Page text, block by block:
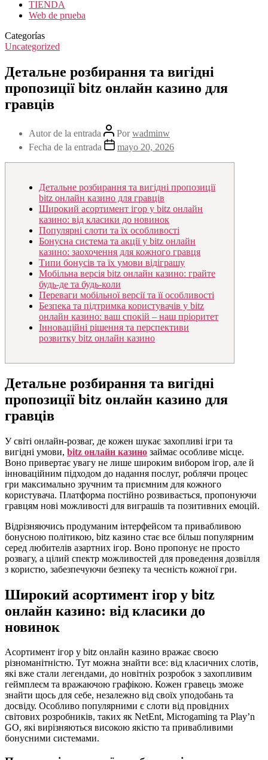
TIENDA
Web de prueba
Categorías
Uncategorized
Детальне розбирання та вигідні
пропозиції bitz онлайн казино для
гравців
Autor de la entrada Porwadminw
Fecha de la entrada
mayo 20, 2026
Детальне розбирання та вигідні пропозиції
bitz онлайн казино для гравців
Широкий асортимент ігор у bitz онлайн
казино: від класики до новинок
Популярні слоти та їх особливості
Бонусна система та акції у bitz онлайн
казино: заохочення для кожного гравця
Типи бонусів та їх умови відіграшу
Мобільна версія bitz онлайн казино: грайте
будь-де та будь-коли
Переваги мобільної версії та її особливості
Безпека та підтримка користувачів у bitz
онлайн казино: ваш спокій – наш пріоритет
Інноваційні рішення та перспективи
розвитку bitz онлайн казино
Детальне розбирання та вигідні
пропозиції bitz онлайн казино для
гравців
У світі онлайн-розваг, де кожен шукає захопливі ігри та
вигідні умови, bitz онлайн казино займає особливе місце.
Воно привертає увагу не лише широким вибором ігор, але й
інноваційним підходом до надання послуг, роблячи процес
гри максимально зручним та приємним для кожного
користувача. Платформа постійно розвивається, пропонуючи
гравцям нові можливості для виграшів та позитивних емоцій.
Відрізняючись продуманим інтерфейсом та привабливою
бонусною політикою, bitz казино стає все більш популярним
серед любителів азартних ігор. Воно пропонує не просто
розвагу, а цілий спектр можливостей для проведення дозвілля
з користю, забезпечуючи безпеку та чесність кожної гри.
Широкий асортимент ігор у bitz
онлайн казино: від класики до
новинок
Асортимент ігор у bitz онлайн казино вражає своєю
різноманітністю. Тут можна знайти все: від класичних слотів,
які вже стали легендами, до новітніх розробок з захопливим
геймплеєм та вражаючою графікою. Кожен гравець зможе
знайти щось для себе, незалежно від своїх уподобань та
досвіду. Особливо популярними є слоти від провідних
світових розробників, таких як NetEnt, Microgaming та Play’n
GO, які вирізняються високою якістю та привабливими
бонусними системами.